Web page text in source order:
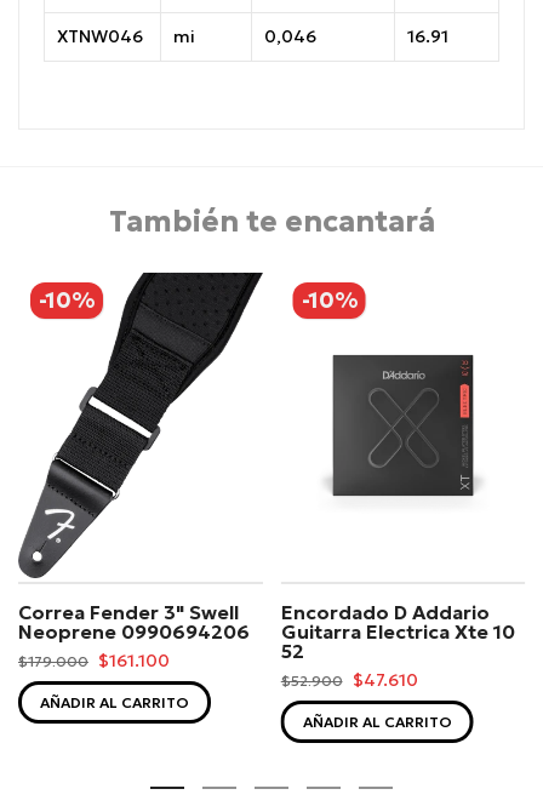
XTNW046 mi 0,046 16.91
También te encantará
-10%
Correa Fender 3" Swell
Neoprene 0990694206
$179.000 $161.100
AÑADIR AL CARRITO
-10%
Encordado D Addario
Guitarra Electrica Xte 10
52
$52.900 $47.610
AÑADIR AL CARRITO